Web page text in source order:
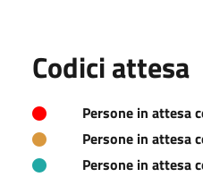
Codici attesa
Persone in attesa
Persone in attesa
Persone in attesa